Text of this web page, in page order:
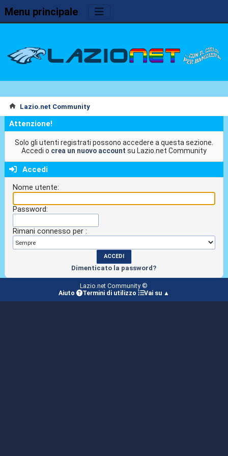
Menu principale
Lazio.net Community
Attenzione!
Solo gli utenti registrati possono accedere a questa sezione.
Accedi o crea un nuovo account su Lazio.net Community
Accedi
Nome utente:
Password:
Rimani connesso per :
Dimenticato la password?
Lazio.net Community ©
Aiuto
Termini di utilizzo Vai su ▲